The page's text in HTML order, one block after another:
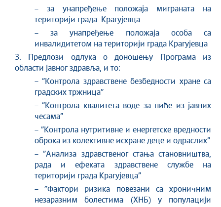
– за унапређење положаја миграната на
територији града Крагујевца
– за унапређење положаја особа са
инвалидитетом на територији града Крагујевца
3. Предлози одлука о доношењу Програма из
области јавног здравља, и то:
– ”Контрола здравствене безбедности хране са
градских тржница”
– ”Контрола квалитета воде за пиће из јавних
чесама”
– ”Контрола нутритивне и енергетске вредности
оброка из колективне исхране деце и одраслих”
– ”Анализа здравственог стања становништва,
рада и ефеката здравствене службе на
територији града Крагујевца”
– ”Фактори ризика повезани са хроничним
незаразним болестима (ХНБ) у популацији